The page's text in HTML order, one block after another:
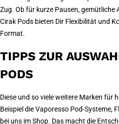
Zug. Ob für kurze Pausen, gemütliche
Cirak Pods bieten Dir Flexibilität und
Format.
TIPPS ZUR
PODS
Diese und so viele weitere Marken für
Beispiel die Vaporesso Pod-Systeme,
bei uns im Shop. Das macht die